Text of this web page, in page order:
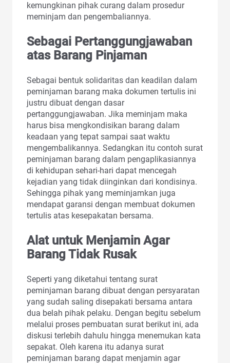
kemungkinan pihak curang dalam prosedur
meminjam dan pengembaliannya.
Sebagai Pertanggungjawaban
atas Barang Pinjaman
Sebagai bentuk solidaritas dan keadilan dalam
peminjaman barang maka dokumen tertulis ini
justru dibuat dengan dasar
pertanggungjawaban. Jika meminjam maka
harus bisa mengkondisikan barang dalam
keadaan yang tepat sampai saat waktu
mengembalikannya. Sedangkan itu contoh surat
peminjaman barang dalam pengaplikasiannya
di kehidupan sehari-hari dapat mencegah
kejadian yang tidak diinginkan dari kondisinya.
Sehingga pihak yang meminjamkan juga
mendapat garansi dengan membuat dokumen
tertulis atas kesepakatan bersama.
Alat untuk Menjamin Agar
Barang Tidak Rusak
Seperti yang diketahui tentang surat
peminjaman barang dibuat dengan persyaratan
yang sudah saling disepakati bersama antara
dua belah pihak pelaku. Dengan begitu sebelum
melalui proses pembuatan surat berikut ini, ada
diskusi terlebih dahulu hingga menemukan kata
sepakat. Oleh karena itu adanya surat
peminjaman barang dapat menjamin agar